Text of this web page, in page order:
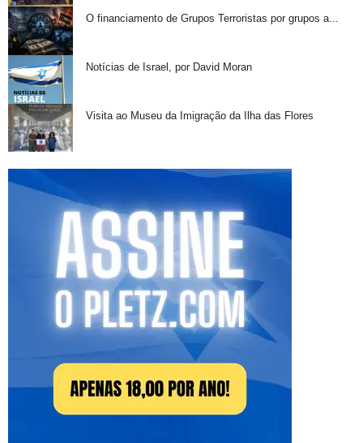
O financiamento de Grupos Terroristas por grupos a...
Notícias de Israel, por David Moran
Visita ao Museu da Imigração da Ilha das Flores